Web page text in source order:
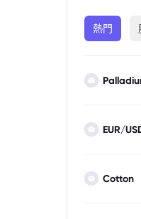
熱門
EUR/
Cotton